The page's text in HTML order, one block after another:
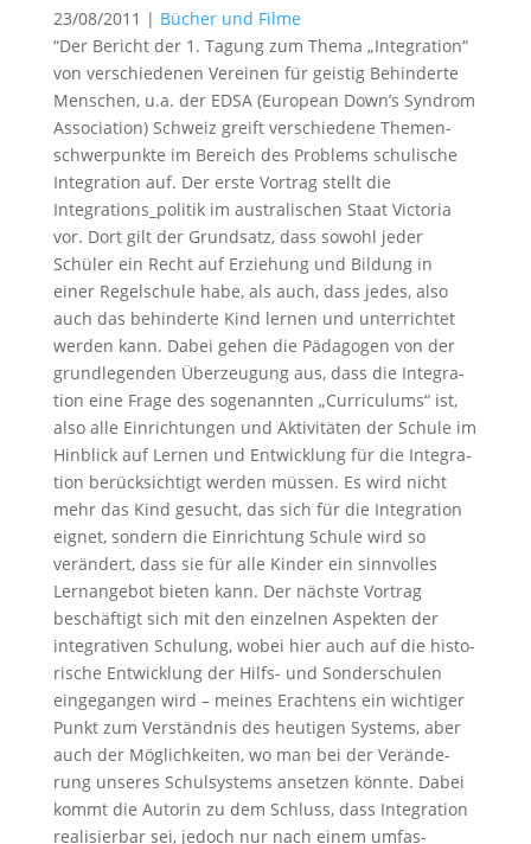
23/08/2011 | Bücher und Filme
“Der Bericht der 1. Tagung zum Thema „Integra­tion“
von verschie­denen Vereinen für geistig Behin­derte
Menschen, u.a. der EDSA (European Down’s Syndrom
Associa­tion) Schweiz greift verschie­dene Themen­
schwer­punkte im Bereich des Problems schuli­sche
Integra­tion auf. Der erste Vortrag stellt die
Integrations_politik im austra­li­schen Staat Victoria
vor. Dort gilt der Grund­satz, dass sowohl jeder
Schüler ein Recht auf Erzie­hung und Bildung in
einer Regel­schule habe, als auch, dass jedes, also
auch das behin­derte Kind lernen und unter­richtet
werden kann. Dabei gehen die Pädagogen von der
grund­le­genden Überzeu­gung aus, dass die Integra­
tion eine Frage des sogenannten „Curri­cu­lums“ ist,
also alle Einrich­tungen und Aktivi­täten der Schule im
Hinblick auf Lernen und Entwick­lung für die Integra­
tion berück­sich­tigt werden müssen. Es wird nicht
mehr das Kind gesucht, das sich für die Integra­tion
eignet, sondern die Einrich­tung Schule wird so
verän­dert, dass sie für alle Kinder ein sinnvolles
Lernan­gebot bieten kann. Der nächste Vortrag
beschäf­tigt sich mit den einzelnen Aspekten der
integra­tiven Schulung, wobei hier auch auf die histo­
ri­sche Entwick­lung der Hilfs- und Sonder­schulen
einge­gangen wird – meines Erach­tens ein wichtiger
Punkt zum Verständnis des heutigen Systems, aber
auch der Möglich­keiten, wo man bei der Verän­de­
rung unseres Schul­sys­tems ansetzen könnte. Dabei
kommt die Autorin zu dem Schluss, dass Integra­tion
reali­sierbar sei, jedoch nur nach einem umfas­